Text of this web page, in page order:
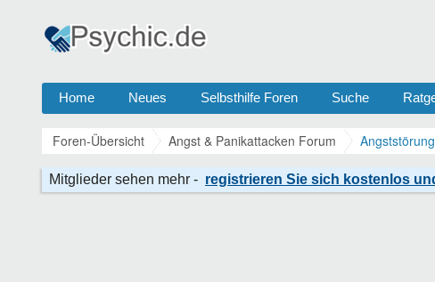
Home Neues Selbsthilfe Foren Suche
Foren-Übersicht Angst & Panikattacken Forum